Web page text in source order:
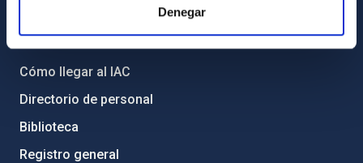
Denegar
Contacto
Cómo llegar al IAC
Directorio de personal
Biblioteca
Registro general